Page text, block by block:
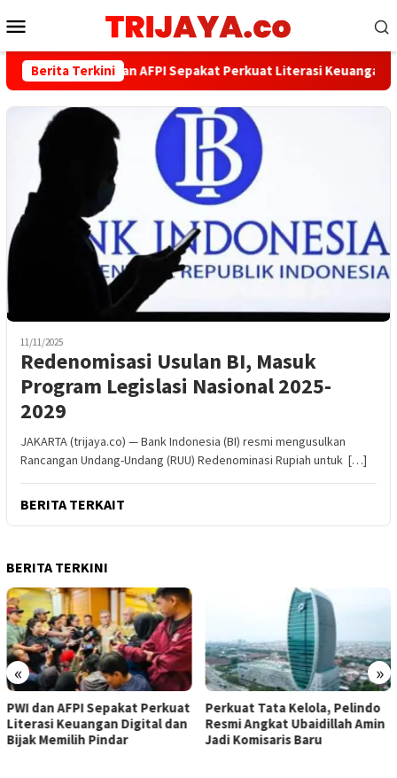
ke
Mobile
Berita Terkini
PWI dan AFPI Sepakat Perkuat Literasi Keuangan
11/11/2025
Redenomisasi Usulan BI, Masuk
Program Legislasi Nasional 2025-
2029
JAKARTA (trijaya.co) — Bank Indonesia (BI) resmi mengusulkan
Rancangan Undang-Undang (RUU) Redenominasi Rupiah untuk […]
BERITA TERKAIT
BERITA TERKINI
« »
PWI dan AFPI Sepakat Perkuat
Literasi Keuangan Digital dan
Bijak Memilih Pindar
​Perkuat Tata Kelola, Pelindo
Resmi Angkat Ubaidillah Amin
Jadi Komisaris Baru